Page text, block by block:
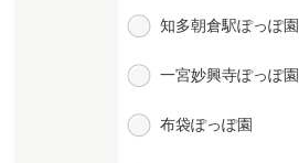
知多朝倉駅ぽっぽ園
一宮妙興寺ぽっぽ園
布袋ぽっぽ園